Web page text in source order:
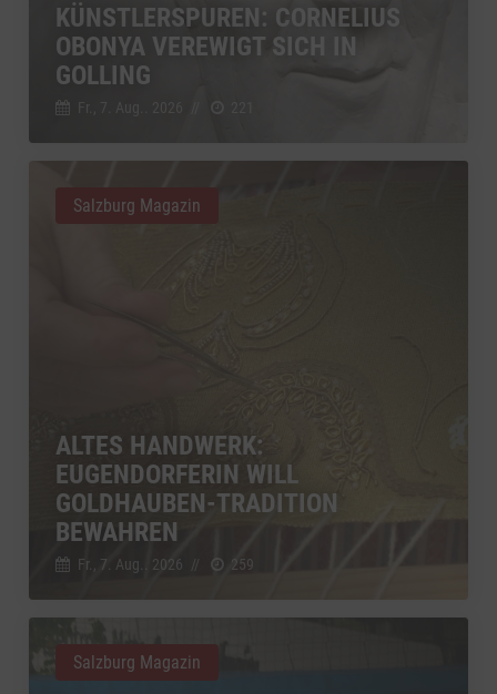
KÜNSTLERSPUREN: CORNELIUS
OBONYA VEREWIGT SICH IN
GOLLING
Fr., 7. Aug.. 2026
ALTES HANDWERK:
EUGENDORFERIN WILL
GOLDHAUBEN-TRADITION
BEWAHREN
Fr., 7. Aug.. 2026 // 259
Salzburg Magazin
Salzburg Magazin